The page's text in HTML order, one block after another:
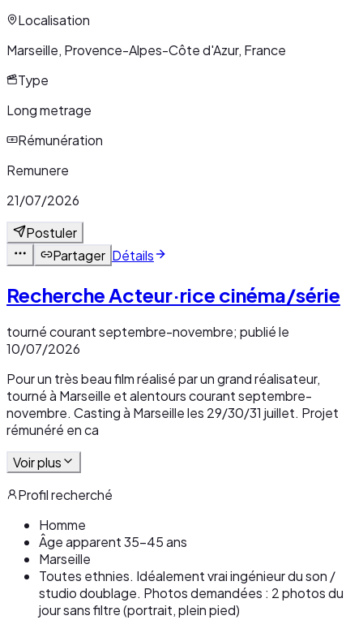
Localisation
Marseille, Provence-Alpes-Côte d'Azur, France
Type
Long metrage
Rémunération
Remunere
21/07/2026
Postuler
Partager Détails
Recherche Acteur·rice cinéma/série
tourné courant septembre-novembre; publié le
10/07/2026
Pour un très beau film réalisé par un grand réalisateur,
tourné à Marseille et alentours courant septembre-
novembre. Casting à Marseille les 29/30/31 juillet. Projet
rémunéré en ca
Voir plus
Profil recherché
Homme
Âge apparent 35-45 ans
Marseille
Toutes ethnies. Idéalement vrai ingénieur du son /
studio doublage. Photos demandées : 2 photos du
jour sans filtre (portrait, plein pied)